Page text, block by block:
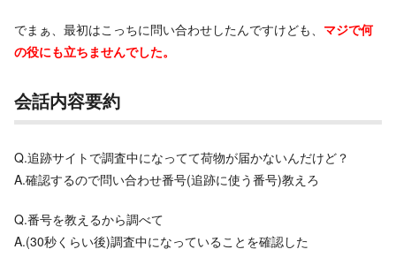
でまぁ、最初はこっちに問い合わせしたんですけども、 マジで何
の役にも立ちませんでした。
会話内容要約
Q.追跡サイトで調査中になってて荷物が届かないんだけど？
A.確認するので問い合わせ番号(追跡に使う番号)教えろ
Q.番号を教えるから調べて
A.(30秒くらい後)調査中になっていることを確認した